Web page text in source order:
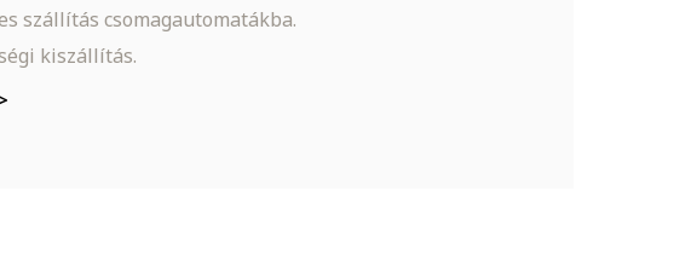
és a szemek alatti
kiemelkedő fedést nyújt
Könnyű, hosszan tartó
szállítás csomagautomatákba.
kiszállítás.